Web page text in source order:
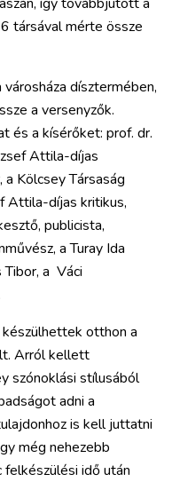
társával mérte össze
városháza dísztermében,
a versenyzők.
és a kísérőket: prof. dr.
Attila-díjas
Kölcsey Társaság
Attila-díjas kritikus,
publicista,
a Turay Ida
Tibor, a Váci
otthon a
Arról kellett
szónoklási stílusából
adni a
is kell juttatni
még nehezebb
idő után